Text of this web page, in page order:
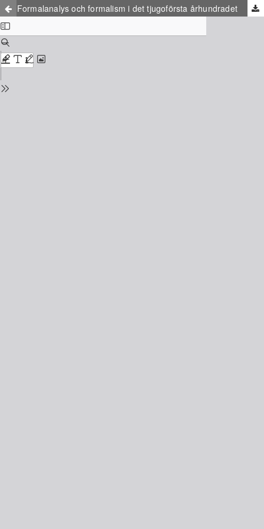
Formalanalys och formalism i det tjugoförsta århundradet